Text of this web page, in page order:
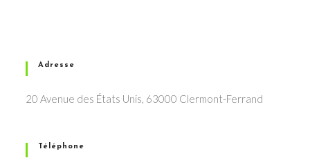
Adresse
20 Avenue des États Unis, 63000 Clermont-Ferrand
Téléphone